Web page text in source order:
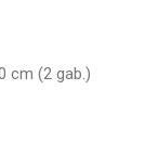
cm (2 gab.)